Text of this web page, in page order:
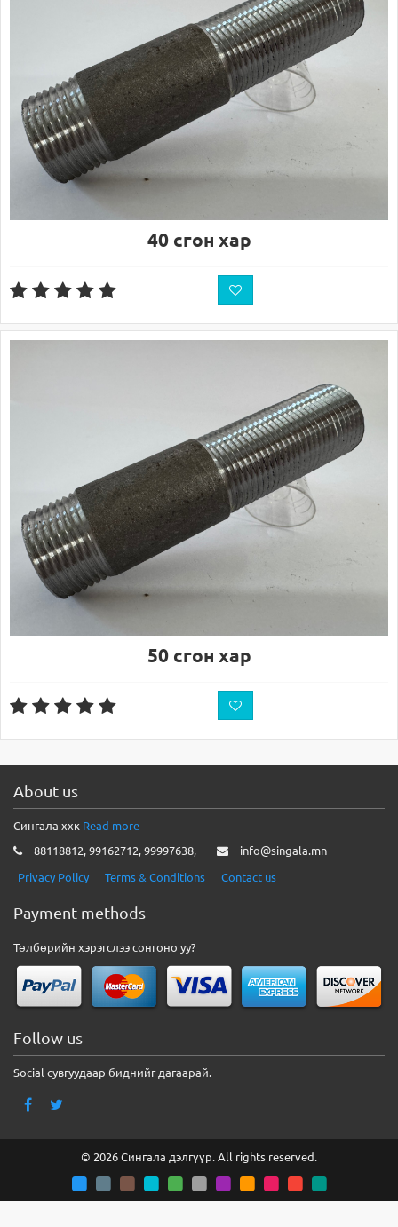
40 сгон хар
50 сгон хар
About us
Сингала ххк Read more
88118812, 99162712, 99997638,
info@singala.mn
Privacy Policy
Terms & Conditions Contact us
Payment methods
Төлбөрийн хэрэгслээ сонгоно уу?
Follow us
Social сувгуудаар биднийг дагаарай.
© 2026 Сингала дэлгүүр. All rights reserved.